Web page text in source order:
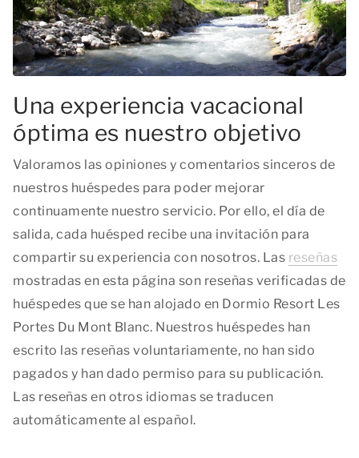
Una experiencia vacacional
óptima es nuestro objetivo
Valoramos las opiniones y comentarios sinceros de
nuestros huéspedes para poder mejorar
continuamente nuestro servicio. Por ello, el día de
salida, cada huésped recibe una invitación para
compartir su experiencia con nosotros. Las reseñas
mostradas en esta página son reseñas verificadas de
huéspedes que se han alojado en Dormio Resort Les
Portes Du Mont Blanc. Nuestros huéspedes han
escrito las reseñas voluntariamente, no han sido
pagados y han dado permiso para su publicación.
Las reseñas en otros idiomas se traducen
automáticamente al español.